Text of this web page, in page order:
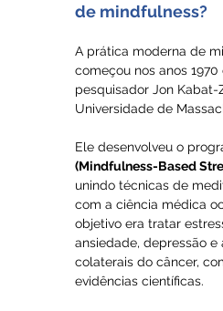
de mindfulness?
A prática moderna de
começou nos anos
pesquisador Jon Kabat-
Universidade de
Ele desenvolveu o
(Mindfulness-Based
unindo técnicas de
com a ciência médica
objetivo era tratar
ansiedade, depressão e
colaterais do câncer,
evidências científicas.